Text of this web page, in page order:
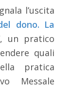
l’uscita
dono. La
un pratico
quali
pratica
Messale